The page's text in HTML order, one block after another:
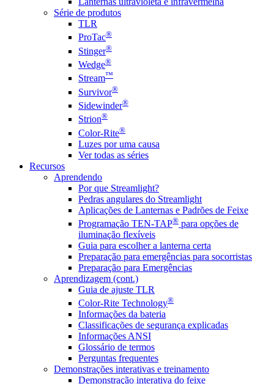
Série de produtos
TLR
ProTac®
Stinger®
Wedge®
Stream™
Survivor®
Sidewinder®
Strion®
Color-Rite®
Luzes por uma causa
Ver todas as séries
Recursos
Aprendendo
Por que Streamlight?
Pedras angulares do Streamlight
Aplicações de Lanternas e Padrões de Feixe
Programação TEN-TAP® para opções de
iluminação flexíveis
Guia para escolher a lanterna certa
Preparação para emergências para socorristas
Preparação para Emergências
Aprendizagem (cont.)
Guia de ajuste TLR
Color-Rite Technology®
Informações da bateria
Classificações de segurança explicadas
Informações ANSI
Glossário de termos
Perguntas frequentes
Demonstrações interativas e treinamento
Demonstração interativa do feixe